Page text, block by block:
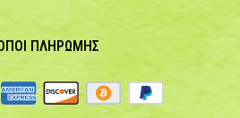
ΠΛΗΡΩΜΗΣ